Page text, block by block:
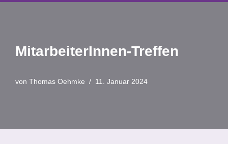
MitarbeiterInnen-Treffen
von Thomas Oehmke 11. Januar 2024